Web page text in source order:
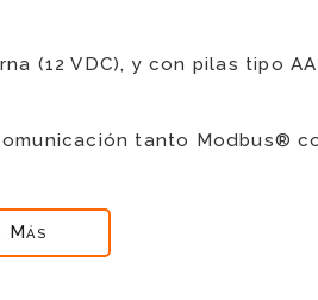
(12 VDC), y con pilas tipo AA
tanto Modbus®
Más